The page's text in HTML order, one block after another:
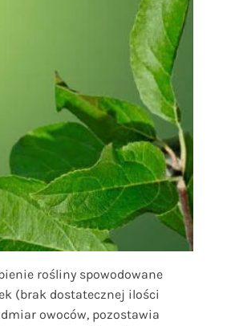
rośliny spowodowane
(brak dostatecznej ilości
owoców, pozostawia